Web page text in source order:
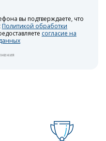
вы подтверждаете, что
Политикой обработки
согласие на